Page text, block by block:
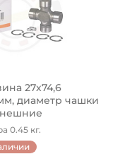
27х74,6
диаметр чашки
к...
0.45 кг.